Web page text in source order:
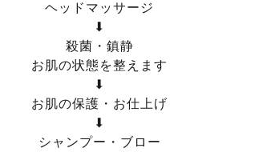
ヘッドマッサージ
⬇
殺菌・鎮静
お肌の状態を整えます
⬇
お肌の保護・お仕上げ
⬇
シャンプー・ブロー